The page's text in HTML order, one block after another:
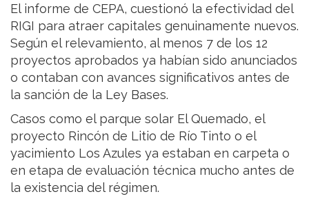
El informe de CEPA, cuestionó la efectividad del
RIGI para atraer capitales genuinamente nuevos.
Según el relevamiento, al menos 7 de los 12
proyectos aprobados ya habían sido anunciados
o contaban con avances significativos antes de
la sanción de la Ley Bases.
Casos como el parque solar El Quemado, el
proyecto Rincón de Litio de Río Tinto o el
yacimiento Los Azules ya estaban en carpeta o
en etapa de evaluación técnica mucho antes de
la existencia del régimen.